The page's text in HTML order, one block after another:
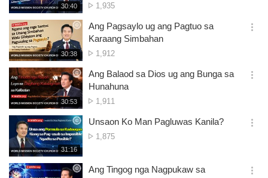
재
생
시
간
30:40
No.
views
1,935
기
재
생
시
간
30:38
Ang Pagsaylo ug ang Pagtuo sa
Karaang Simbahan
No.
views
1,912
옵
기
재
생
시
간
30:53
Ang Balaod sa Dios ug ang Bunga sa
Hunahuna
No.
views
1,911
옵
기
재
생
시
간
31:16
Unsaon Ko Man Pagluwas Kanila?
No.
1,875
옵
기
Ang Tingog nga Nagpukaw sa